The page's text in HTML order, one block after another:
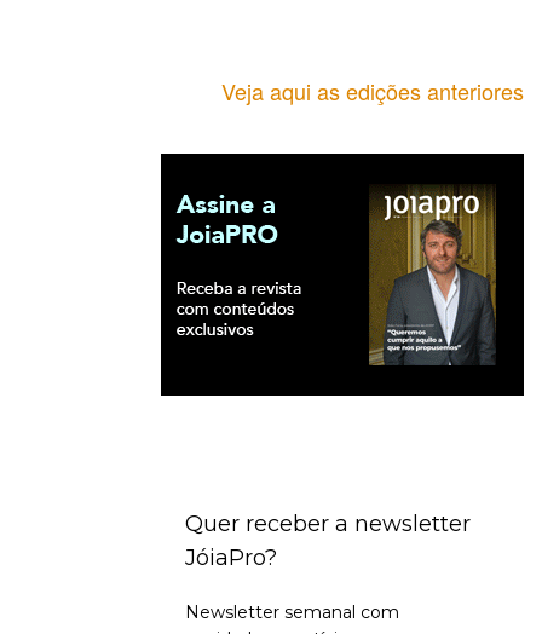
Veja aqui as edições anteriores